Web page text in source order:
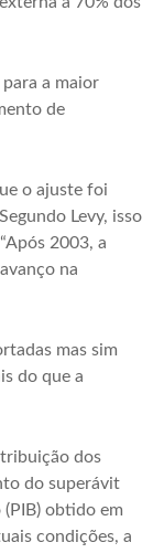
a maior
de
o ajuste foi
Levy, isso
2003, a
na
mas sim
do que a
dos
do superávit
obtido em
condições, a